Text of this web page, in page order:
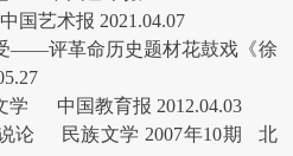
艺术报 2021.04.07
——评革命历史题材花鼓戏《徐
学 中国教育报 2012.04.03
论 民族文学 2007年10期 北